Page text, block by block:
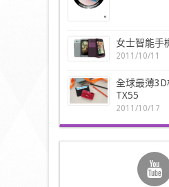
女士智能手
2011/10/11
全球最薄
TX55
2011/10/17